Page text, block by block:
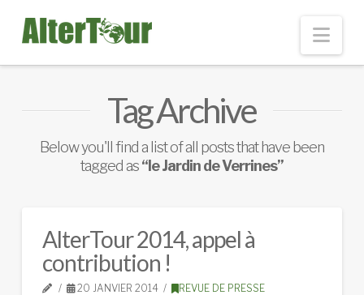
Tag Archive
Below you'll find a list of all posts that have been
tagged as“le Jardin de Verrines”
AlterTour 2014, appel à
contribution !
20 JANVIER 2014 REVUE DE PRESSE